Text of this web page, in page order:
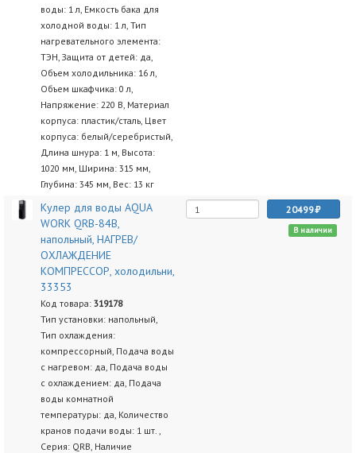
воды: 1 л, Емкость бака для
холодной воды: 1 л, Тип
нагревательного элемента:
ТЭН, Защита от детей: да,
Объем холодильника: 16 л,
Объем шкафчика: 0 л,
Напряжение: 220 В, Материал
корпуса: пластик/сталь, Цвет
корпуса: белый/серебристый,
Длина шнура: 1 м, Высота:
1020 мм, Ширина: 315 мм,
Глубина: 345 мм, Вес: 13 кг
Кулер для воды AQUA
WORK QRB-84В,
напольный, НАГРЕВ/
ОХЛАЖДЕНИЕ
КОМПРЕССОР, холодильни,
33353
Код товара: 319178
Тип установки: напольный,
Тип охлаждения:
компрессорный, Подача воды
с нагревом: да, Подача воды
с охлаждением: да, Подача
воды комнатной
температуры: да, Количество
кранов подачи воды: 1 шт. ,
Серия: QRB, Наличие
20499
В наличии